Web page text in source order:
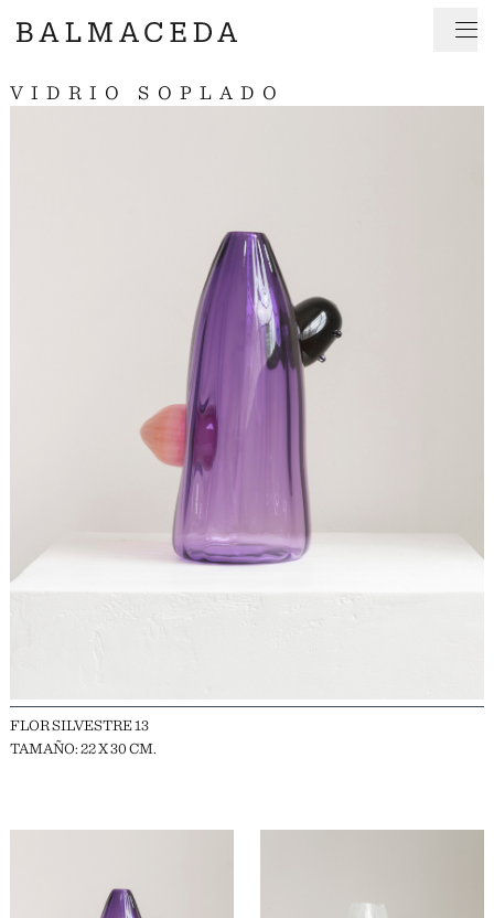
VIDRIO SOPLADO
FLOR SILVESTRE 13
TAMAÑO: 22 X 30 CM.